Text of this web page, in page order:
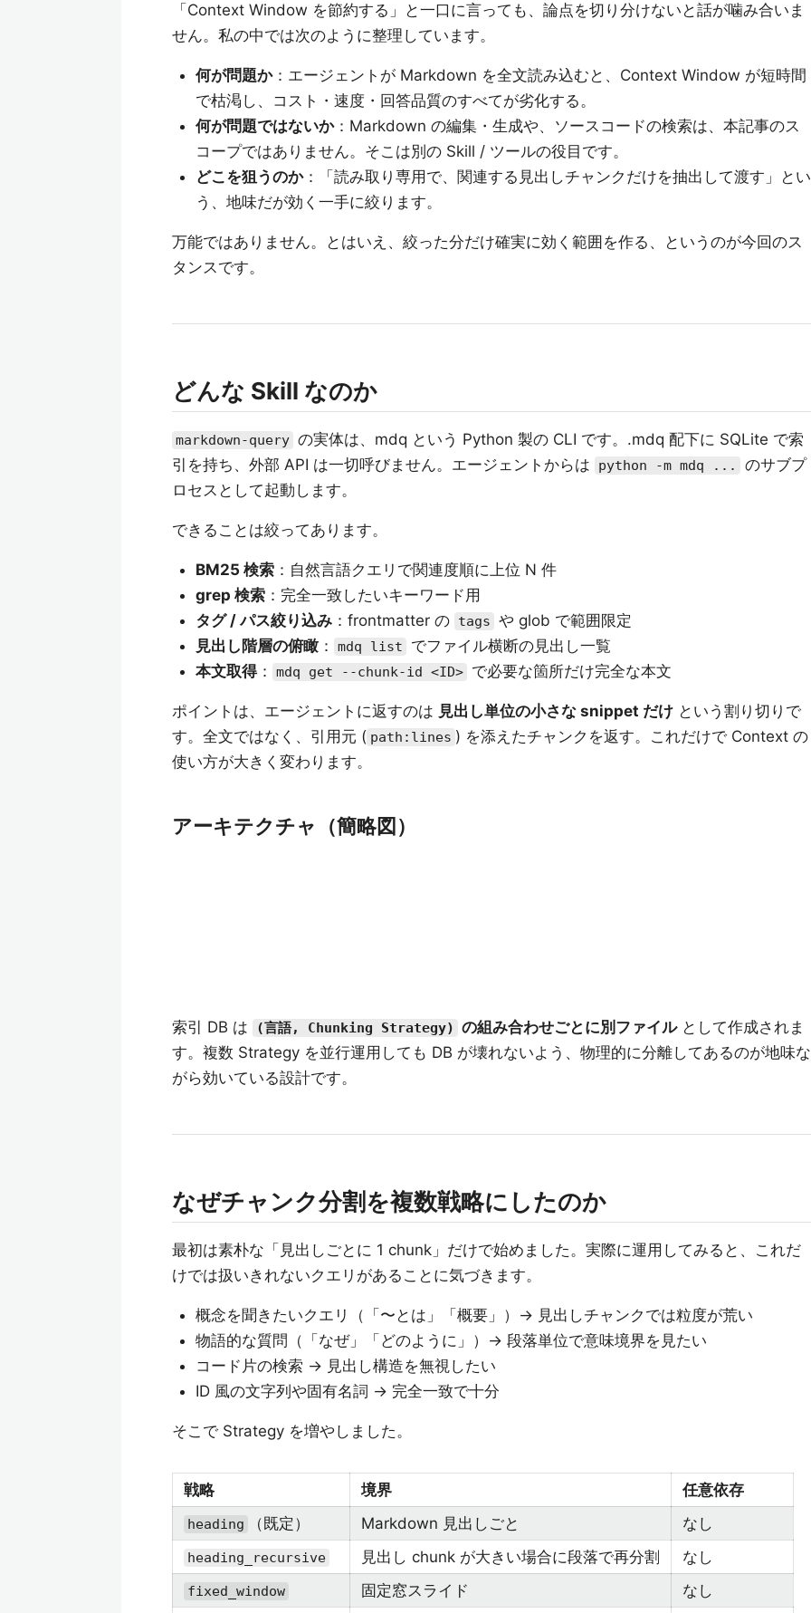
「Context Window を節約する」と一口に言っても、論点を切り分けないと話が噛み合いま
せん。私の中では次のように整理しています。
何が問題か：エージェントが Markdown を全文読み込むと、Context Window が短時間
で枯渇し、コスト・速度・回答品質のすべてが劣化する。
何が問題ではないか：Markdown の編集・生成や、ソースコードの検索は、本記事のス
コープではありません。そこは別の Skill / ツールの役目です。
どこを狙うのか：「読み取り専用で、関連する見出しチャンクだけを抽出して渡す」とい
う、地味だが効く一手に絞ります。
万能ではありません。とはいえ、絞った分だけ確実に効く範囲を作る、というのが今回のス
タンスです。
どんな Skill なのか
markdown-query の実体は、mdq という Python 製の CLI です。.mdq 配下に SQLite で索
引を持ち、外部 API は一切呼びません。エージェントからは
python -m mdq ...
のサブプ
ロセスとして起動します。
できることは絞ってあります。
BM25 検索：自然言語クエリで関連度順に上位 N 件
grep 検索：完全一致したいキーワード用
タグ / パス絞り込み：frontmatter の tags や glob で範囲限定
見出し階層の俯瞰： mdq list
でファイル横断の見出し一覧
本文取得： mdq get --chunk-id <ID> で必要な箇所だけ完全な本文
ポイントは、エージェントに返すのは 見出し単位の小さな snippet だけ という割り切りで
す。全文ではなく、引用元 ( path:lines ) を添えたチャンクを返す。これだけで Context の
使い方が大きく変わります。
アーキテクチャ（簡略図）
索引 DB は (言語, Chunking Strategy) の組み合わせごとに別ファイルとして作成されま
す。複数 Strategy を並行運用しても DB が壊れないよう、物理的に分離してあるのが地味な
がら効いている設計です。
なぜチャンク分割を複数戦略にしたのか
最初は素朴な「見出しごとに 1 chunk」だけで始めました。実際に運用してみると、これだ
けでは扱いきれないクエリがあることに気づきます。
概念を聞きたいクエリ（「〜とは」「概要」）→ 見出しチャンクでは粒度が荒い
物語的な質問（「なぜ」「どのように」）→ 段落単位で意味境界を見たい
コード片の検索 → 見出し構造を無視したい
ID 風の文字列や固有名詞 → 完全一致で十分
そこで Strategy を増やしました。
戦略 境界 任意依存
heading （既定） Markdown 見出しごと なし
heading_recursive 見出し chunk が大きい場合に段落で再分割 なし
fixed_window 固定窓スライド なし